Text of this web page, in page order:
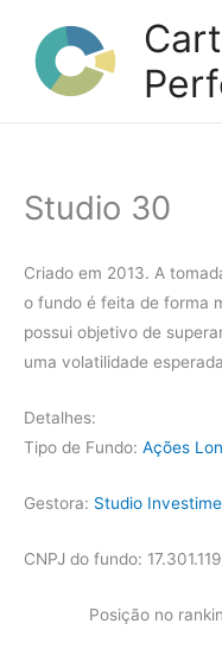
conteúdo
Studio 30
Criado em 2013. A
o fundo é feita de forma
possui objetivo de
uma volatilidade
Detalhes:
Tipo de Fundo: Ações
Gestora: Studio
CNPJ do fundo:
Posição no